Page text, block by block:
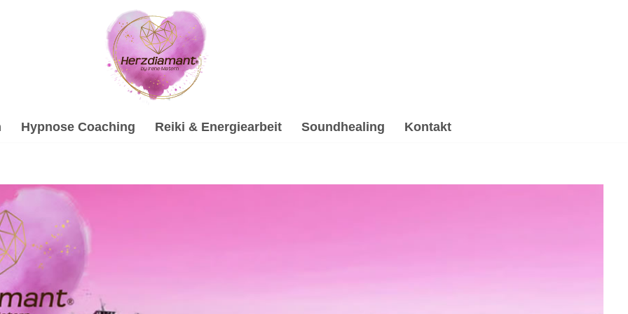
Hypnose Coaching Reiki & Energiearbeit Soundhealing Kontakt
bei ↗️💓️Herzdiamant.net als auch ✓Gesprächstherapie, Soundhealing & Reiki, Hypnose, Psychotherapie
✓Hypnose, ✓Soundhealing & Reiki und ✓Psychotherapie Alternative in 91093 Heßdorf? ➡️ 💓️
Wir sind bereit, sind Sie es auch? ✉.